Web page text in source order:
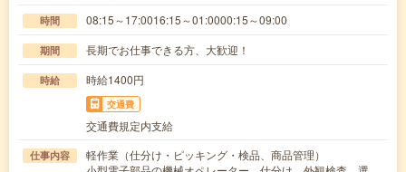
時間 08:15～17:0016:15～01:0000:15～09:00
期間 長期でお仕事できる方、大歓迎！
時給 時給1400円
交通費
交通費規定内支給
仕事内容
軽作業（仕分け・ピッキング・検品、商品管理）